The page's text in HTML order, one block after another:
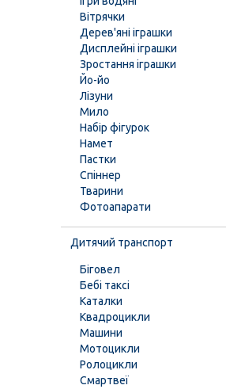
Вітрячки
Дерев'яні іграшки
Дисплейні іграшки
Зростання іграшки
Йо-йо
Лізуни
Мило
Набір фігурок
Намет
Пастки
Спіннер
Тварини
Фотоапарати
Дитячий транспорт
Біговел
Бебі таксі
Каталки
Квадроцикли
Машини
Мотоцикли
Ролоцикли
Смартвеї